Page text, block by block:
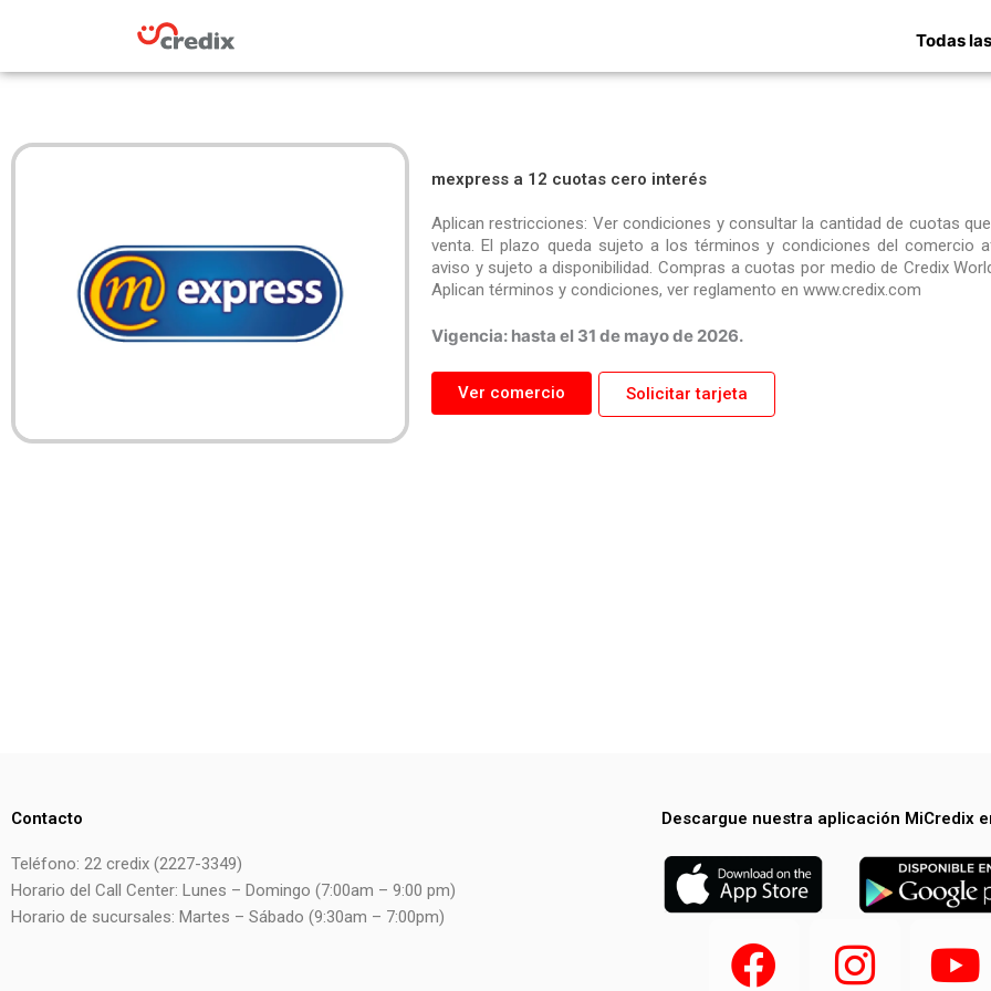
Todas
mexpress a 12 cuotas cero interés
Aplican restricciones: Ver condiciones y consultar la cantidad de cuotas
venta. El plazo queda sujeto a los términos y condiciones del comercio
aviso y sujeto a disponibilidad. Compras a cuotas por medio de Credix
Aplican términos y condiciones, ver reglamento en www.credix.com
Vigencia: hasta el 31 de mayo de 2026.
Ver comercio Solicitar tarjeta
Contacto
Teléfono: 22 credix (2227-3349)
Horario del Call Center: Lunes – Domingo (7:00am – 9:00 pm)
Horario de sucursales: Martes – Sábado (9:30am – 7:00pm)
Descargue nuestra aplicación MiCredix
F
I
Y